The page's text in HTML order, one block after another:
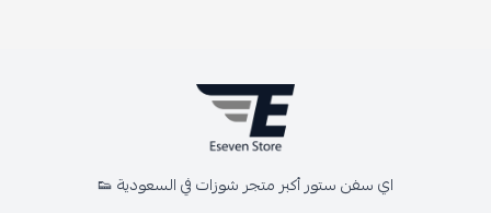
اي سفن ستور أكبر متجر شوزات في السعودية 👟